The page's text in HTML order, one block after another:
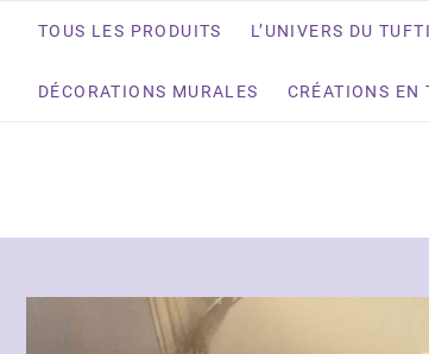
TOUS LES PRODUITS L’UNIVERS DU
DÉCORATIONS MURALES CRÉATIONS EN